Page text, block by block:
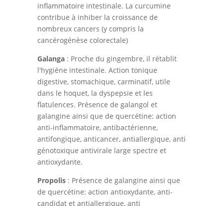
inflammatoire intestinale. La curcumine
contribue à inhiber la croissance de
nombreux cancers (y compris la
cancérogénèse colorectale)
Galanga: Proche du gingembre, il rétablit
l'hygiène intestinale. Action tonique
digestive, stomachique, carminatif, utile
dans le hoquet, la dyspepsie et les
flatulences. Présence de galangol et
galangine ainsi que de quercétine: action
anti-inflammatoire, antibactérienne,
antifongique, anticancer, antiallergique, anti
génotoxique antivirale large spectre et
antioxydante.
Propolis: Présence de galangine ainsi que
de quercétine: action antioxydante, anti-
candidat et antiallergique, anti